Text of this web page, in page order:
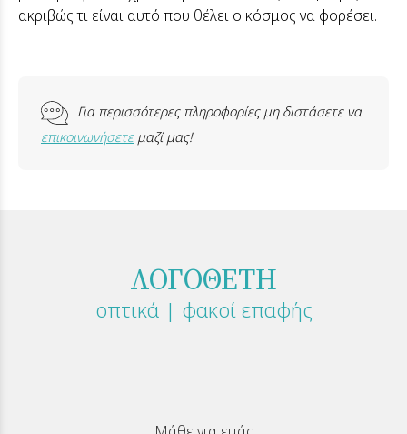
ακριβώς τι είναι αυτό που θέλει ο κόσμος να φορέσει.
Για περισσότερες πληροφορίες μη διστάσετε να
επικοινωνήσετεμαζί μας!
ΛΟΓΟΘΕΤΗ
οπτικά | φακοί επαφής